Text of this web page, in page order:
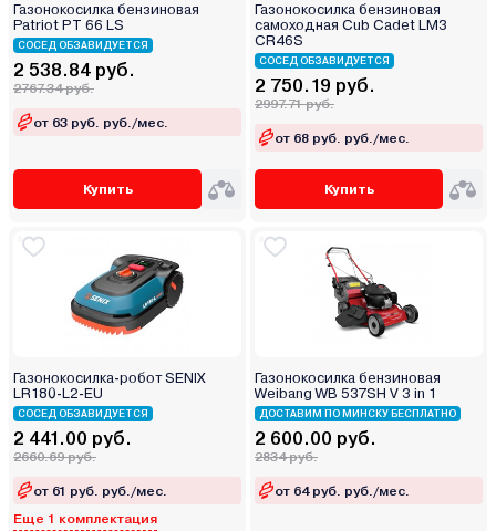
Газонокосилка бензиновая
Patriot PT 66 LS
СОСЕД ОБЗАВИДУЕТСЯ
2 538.84 руб.
2767.34 руб.
от 63 руб. руб./мес.
Купить
Газонокосилка бензиновая
самоходная Cub Cadet LM3
CR46S
СОСЕД ОБЗАВИДУЕТСЯ
2 750.19 руб.
2997.71 руб.
от 68 руб. руб./мес.
Купить
Газонокосилка-робот SENIX
LR180-L2-EU
СОСЕД ОБЗАВИДУЕТСЯ
2 441.00 руб.
2660.69 руб.
от 61 руб. руб./мес.
Еще 1 комплектация
Газонокосилка бензиновая
Weibang WB 537SH V 3 in 1
ДОСТАВИМ ПО МИНСКУ БЕСПЛАТНО
2 600.00 руб.
2834 руб.
от 64 руб. руб./мес.